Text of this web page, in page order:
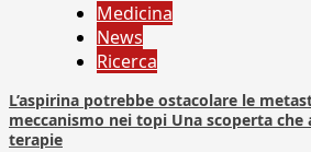
Medicina
News
Ricerca
L’aspirina potrebbe ostacolare le
meccanismo nei topi Una scoperta che
terapie